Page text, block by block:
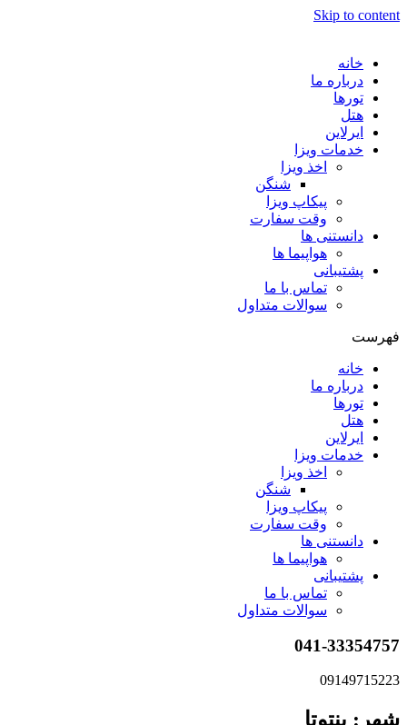
Skip to content
خانه
درباره ما
تورها
هتل
ایرلاین
خدمات ویزا
اخذ ویزا
شنگن
پیکاپ ویزا
وقت سفارت
دانستنی ها
هواپیما ها
پشتیبانی
تماس با ما
سوالات متداول
فهرست
خانه
درباره ما
تورها
هتل
ایرلاین
خدمات ویزا
اخذ ویزا
شنگن
پیکاپ ویزا
وقت سفارت
دانستنی ها
هواپیما ها
پشتیبانی
تماس با ما
سوالات متداول
041-33354757
09149715223
شهر: بنتوتا